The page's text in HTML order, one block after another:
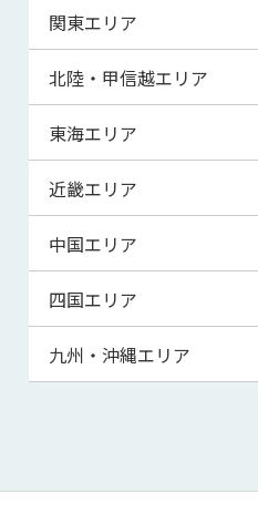
北海道
青森県
宮城県
秋田県
山形県
関東エリア
東京都
神奈川県
埼玉県
千葉県
茨城県
群馬県
北陸・甲信越エリア
新潟県
富山県
福井県
山梨県
長野県
東海エリア
岐阜県
静岡県
三重県
近畿エリア
滋賀県
京都府
大阪府
兵庫県
和歌山県
中国エリア
鳥取県
島根県
山口県
四国エリア
徳島県
高知県
九州・沖縄エリア